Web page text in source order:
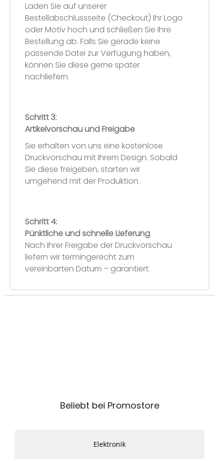
Laden Sie auf unserer
Bestellabschlussseite (Checkout) Ihr Logo
oder Motiv hoch und schließen Sie Ihre
Bestellung ab. Falls Sie gerade keine
passende Datei zur Verfügung haben,
können Sie diese gerne später
nachliefern.
Schritt 3:
Artikelvorschau und Freigabe
Sie erhalten von uns eine kostenlose
Druckvorschau mit Ihrem Design. Sobald
Sie diese freigeben, starten wir
umgehend mit der Produktion.
Schritt 4:
Pünktliche und schnelle Lieferung
Nach Ihrer Freigabe der Druckvorschau
liefern wir termingerecht zum
vereinbarten Datum – garantiert.
Beliebt bei Promostore
Elektronik